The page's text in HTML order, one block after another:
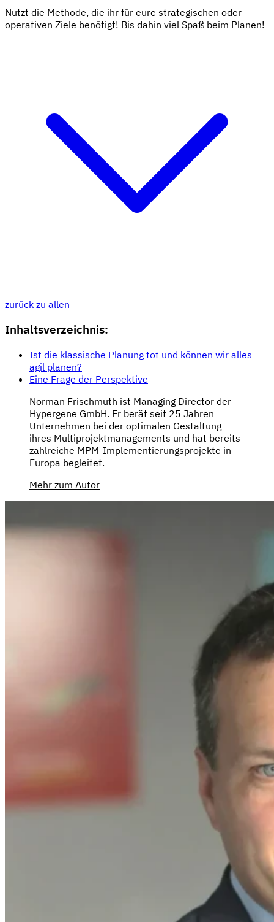
Nutzt die Methode, die ihr für eure strategischen oder
operativen Ziele benötigt! Bis dahin viel Spaß beim Planen!
zurück zu allen
Inhaltsverzeichnis:
Ist die klassische Planung tot und können wir alles
agil planen?
Eine Frage der Perspektive
Norman Frischmuth ist Managing Director der
Hypergene GmbH. Er berät seit 25 Jahren
Unternehmen bei der optimalen Gestaltung
ihres Multiprojektmanagements und hat bereits
zahlreiche MPM-Implementierungsprojekte in
Europa begleitet.
Mehr zum Autor